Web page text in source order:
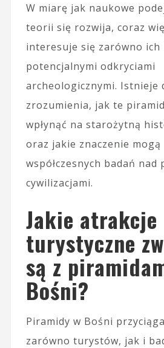
W miarę jak naukowe
teorii się rozwija, coraz
interesuje się zarówno
potencjalnymi odkryciami
archeologicznymi. Istnieje
zrozumienia, jak te
wpłynąć na starożytną
oraz jakie znaczenie mogą
współczesnych badań nad
cywilizacjami.
Jakie atrakcje
turystyczne
są z
Bośni?
Piramidy w Bośni
zarówno turystów, jak i